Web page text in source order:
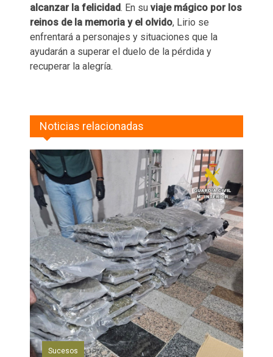
alcanzar la felicidad. En su viaje mágico por los
reinos de la memoria y el olvido, Lirio se
enfrentará a personajes y situaciones que la
ayudarán a superar el duelo de la pérdida y
recuperar la alegría.
Noticias relacionadas
Sucesos